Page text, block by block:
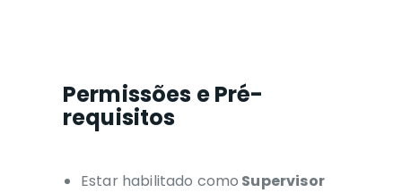
Permissões e Pré-
requisitos
Estar habilitado como Supervisor